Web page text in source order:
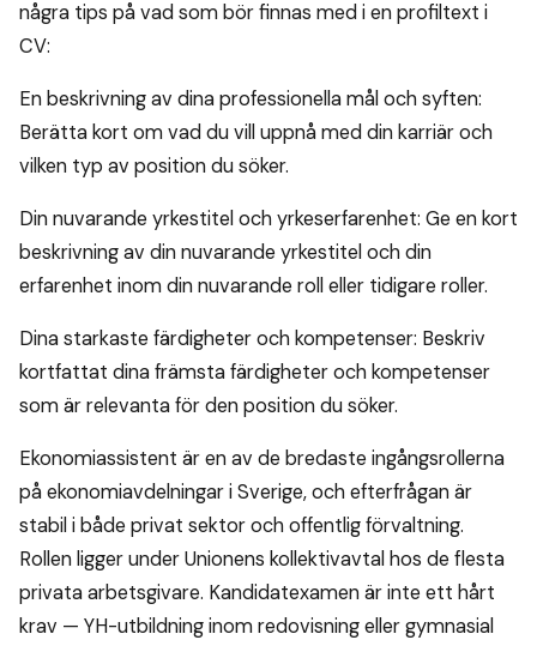
några tips på vad som bör finnas med i en profiltext i
CV:
En beskrivning av dina professionella mål och syften:
Berätta kort om vad du vill uppnå med din karriär och
vilken typ av position du söker.
Din nuvarande yrkestitel och yrkeserfarenhet: Ge en kort
beskrivning av din nuvarande yrkestitel och din
erfarenhet inom din nuvarande roll eller tidigare roller.
Dina starkaste färdigheter och kompetenser: Beskriv
kortfattat dina främsta färdigheter och kompetenser
som är relevanta för den position du söker.
Ekonomiassistent är en av de bredaste ingångsrollerna
på ekonomiavdelningar i Sverige, och efterfrågan är
stabil i både privat sektor och offentlig förvaltning.
Rollen ligger under Unionens kollektivavtal hos de flesta
privata arbetsgivare. Kandidatexamen är inte ett hårt
krav — YH-utbildning inom redovisning eller gymnasial